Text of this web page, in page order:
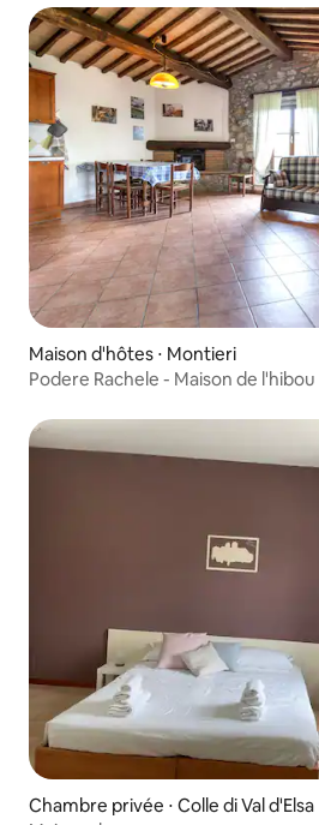
Maison d'hôtes ⋅ Montieri
Podere Rachele - Maison de l'hibou
Chambre privée ⋅ Colle di Val d'Elsa